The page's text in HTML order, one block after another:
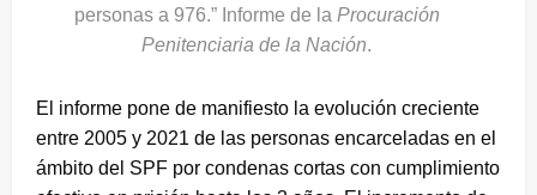
personas a 976.” Informe de la Procuración
Penitenciaria de la Nación.
El informe pone de manifiesto la evolución creciente
entre 2005 y 2021 de las personas encarceladas en el
ámbito del SPF por condenas cortas con cumplimiento